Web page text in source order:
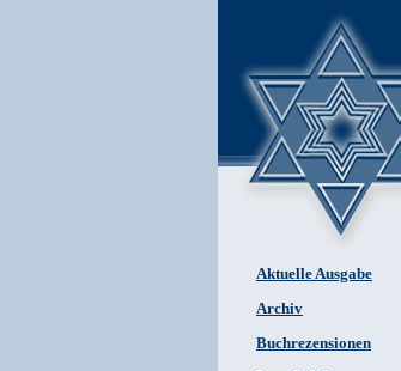
Aktuelle Ausgabe
Archiv
Buchrezensionen